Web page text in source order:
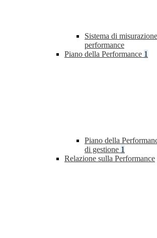
Sistema di
performance
Piano della Performance 1
Piano della
di gestione 1
Relazione sulla Performance